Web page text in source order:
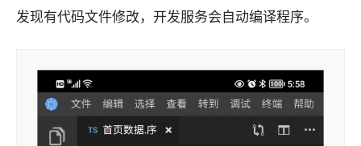
发现有代码文件修改，开发服务会自动编译程序。